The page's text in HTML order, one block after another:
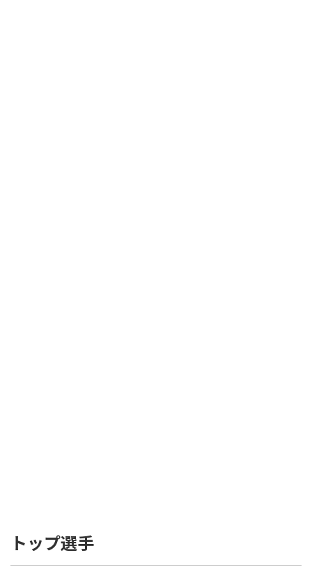
トップ選手